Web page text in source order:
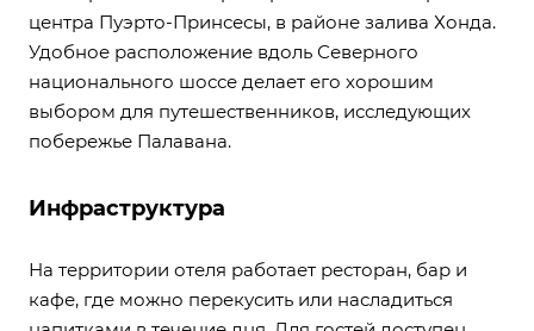
центра Пуэрто-Принсесы, в районе залива Хонда.
Удобное расположение вдоль Северного
национального шоссе делает его хорошим
выбором для путешественников, исследующих
побережье Палавана.
Инфраструктура
На территории отеля работает ресторан, бар и
кафе, где можно перекусить или насладиться